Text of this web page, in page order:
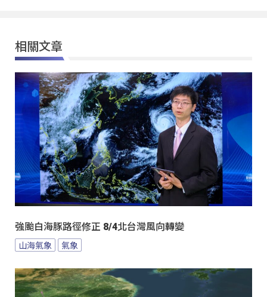
相關文章
強颱白海豚路徑修正 8/4北台灣風向轉變
山海氣象 氣象